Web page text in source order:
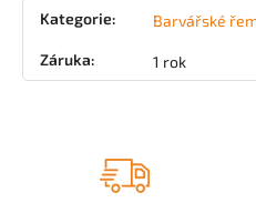
Kategorie: Barvářské
Záruka: 1 rok